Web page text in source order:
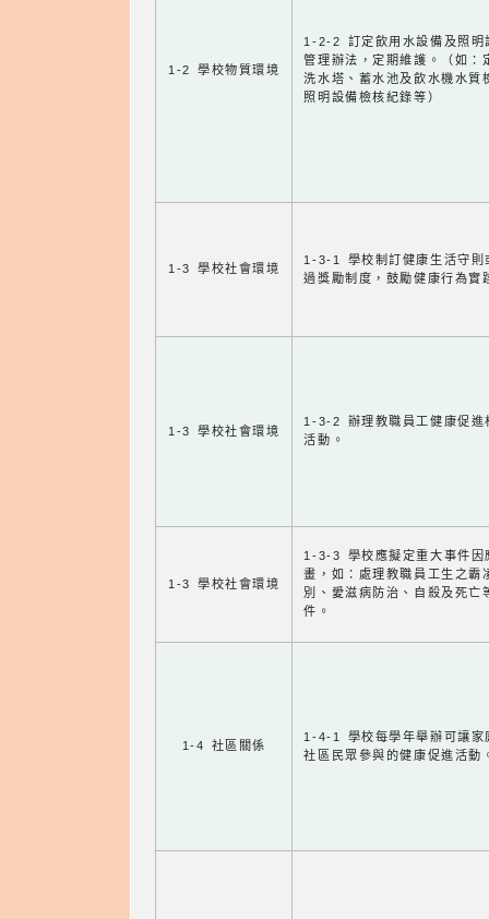
1-2 學校物質環境
1-2-2 訂定飲用水設備及照明
管理辦法，定期維護。（如：
洗水塔、蓄水池及飲水機水質
照明設備檢核紀錄等）
1-3 學校社會環境
1-3-1 學校制訂健康生活守則
過獎勵制度，鼓勵健康行為實
1-3 學校社會環境
1-3-2 辦理教職員工健康促進
活動。
1-3 學校社會環境
1-3-3 學校應擬定重大事件因
畫，如：處理教職員工生之霸
別、愛滋病防治、自殺及死亡
件。
1-4 社區關係
1-4-1 學校每學年舉辦可讓家
社區民眾參與的健康促進活動